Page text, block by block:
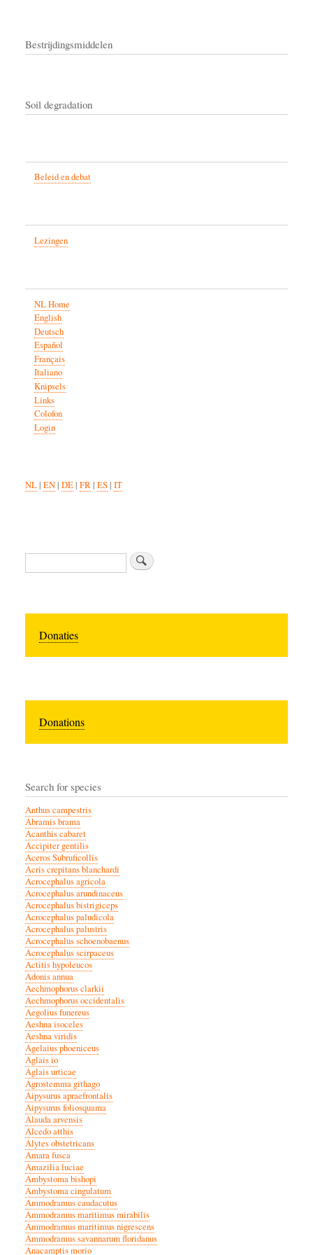
Bestrijdingsmiddelen
Soil degradation
Beleid en debat
Lezingen
NL Home
English
Deutsch
Español
Français
Italiano
Knipsels
Links
Colofon
Login
NL| EN| DE| FR| ES| IT
Search
Donaties
Donations
Search for species
Anthus campestris
Abramis brama
Acanthis cabaret
Accipiter gentilis
Aceros Subruficollis
Acris crepitans blanchardi
Acrocephalus agricola
Acrocephalus arundinaceus
Acrocephalus bistrigiceps
Acrocephalus paludicola
Acrocephalus palustris
Acrocephalus schoenobaenus
Acrocephalus scirpaceus
Actitis hypoleucos
Adonis annua
Aechmophorus clarkii
Aechmophorus occidentalis
Aegolius funereus
Aeshna isoceles
Aeshna viridis
Agelaius phoeniceus
Aglais io
Aglais urticae
Agrostemma githago
Aipysurus apraefrontalis
Aipysurus foliosquama
Alauda arvensis
Alcedo atthis
Alytes obstetricans
Amara fusca
Amazilia luciae
Ambystoma bishopi
Ambystoma cingulatum
Ammodramus caudacutus
Ammodramus maritimus mirabilis
Ammodramus maritimus nigrescens
Ammodramus savannarum floridanus
Anacamptis morio